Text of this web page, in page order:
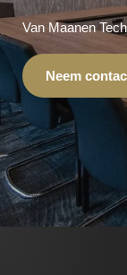
Van Maanen
Neem